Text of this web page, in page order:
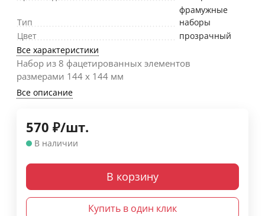
Тип
фрамужные
наборы
Цвет
прозрачный
Все характеристики
Набор из 8 фацетированных элементов
размерами 144 х 144 мм
Все описание
570 ₽/шт.
В наличии
В корзину
Купить в один клик